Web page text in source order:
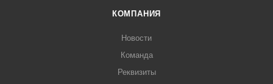
КОМПАНИЯ
Новости
Команда
Реквизиты